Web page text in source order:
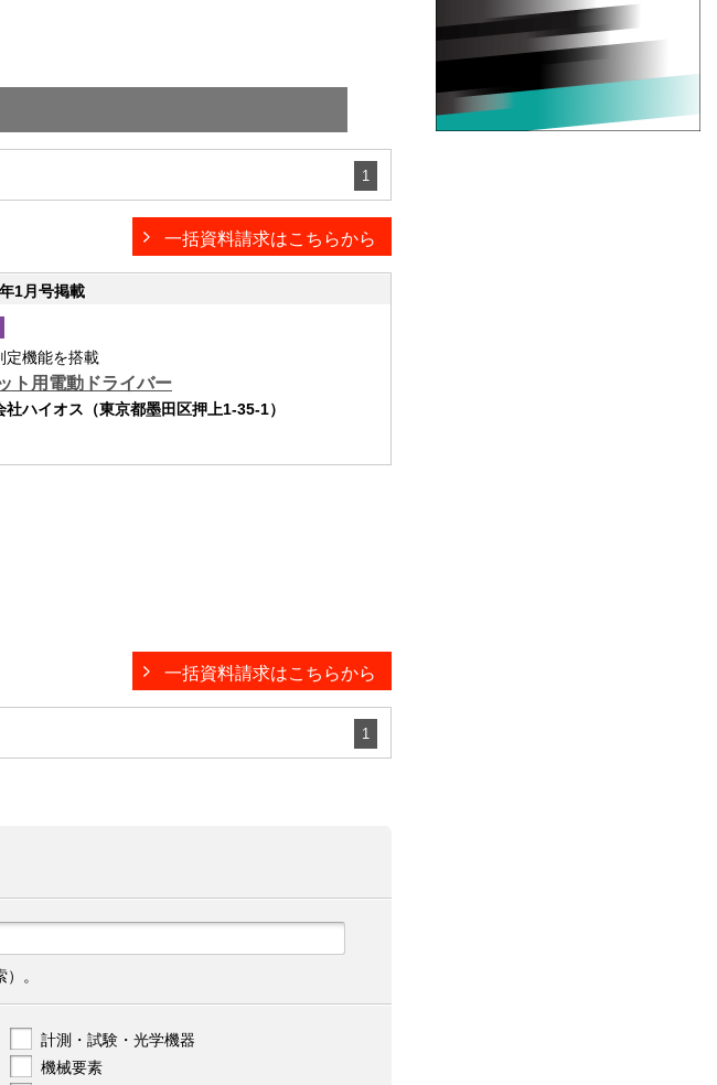
1
一括資料請求はこちらから
1月号掲載
定機能を搭載
ト用電動ドライバー
社ハイオス（東京都墨田区押上1-35-1）
一括資料請求はこちらから
1
。
計測・試験・光学機器
機械要素